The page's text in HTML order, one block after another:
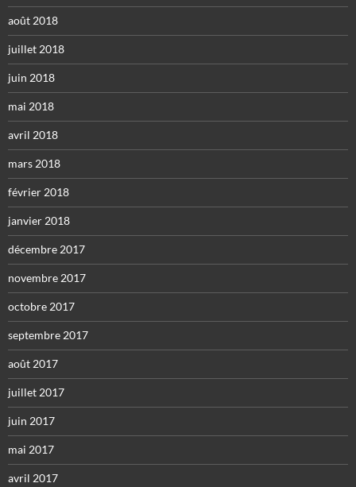
août 2018
juillet 2018
juin 2018
mai 2018
avril 2018
mars 2018
février 2018
janvier 2018
décembre 2017
novembre 2017
octobre 2017
septembre 2017
août 2017
juillet 2017
juin 2017
mai 2017
avril 2017